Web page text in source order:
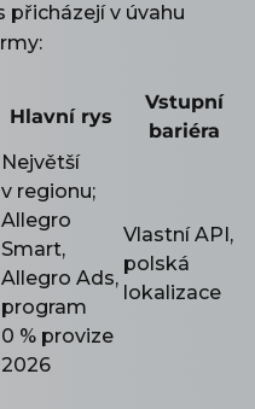
přicházejí v úvahu
Hlavní rys
Vstupní
bariéra
Největší
v regionu;
Allegro
Smart,
Allegro Ads,
program
0 % provize
2026
Vlastní API,
polská
lokalizace